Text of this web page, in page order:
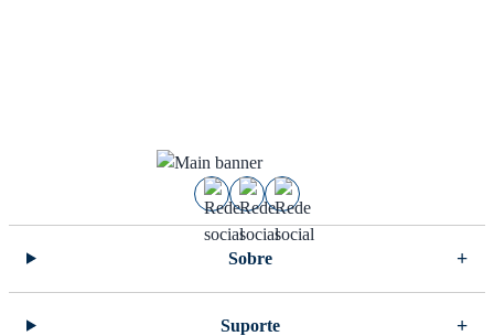
Sobre
Suporte